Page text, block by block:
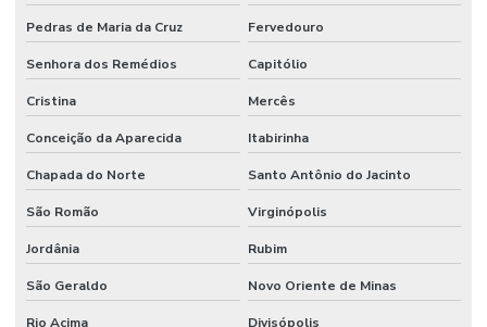
Pedras de Maria da Cruz Fervedouro
Senhora dos Remédios Capitólio
Cristina Mercês
Conceição da Aparecida Itabirinha
Chapada do Norte Santo Antônio do Jacinto
São Romão Virginópolis
Jordânia Rubim
São Geraldo Novo Oriente de Minas
Rio Acima Divisópolis